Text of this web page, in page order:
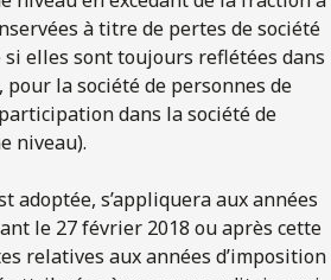
à titre de pertes de société
si elles sont toujours reflétées dans
la société de personnes de
dans la société de
niveau).
adoptée, s’appliquera aux années
le 27 février 2018 ou après cette
relatives aux années d’imposition